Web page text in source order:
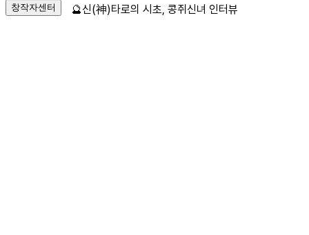
창작자센터 🔮신(神)타로의 시초, 콩쥐신녀 인터뷰